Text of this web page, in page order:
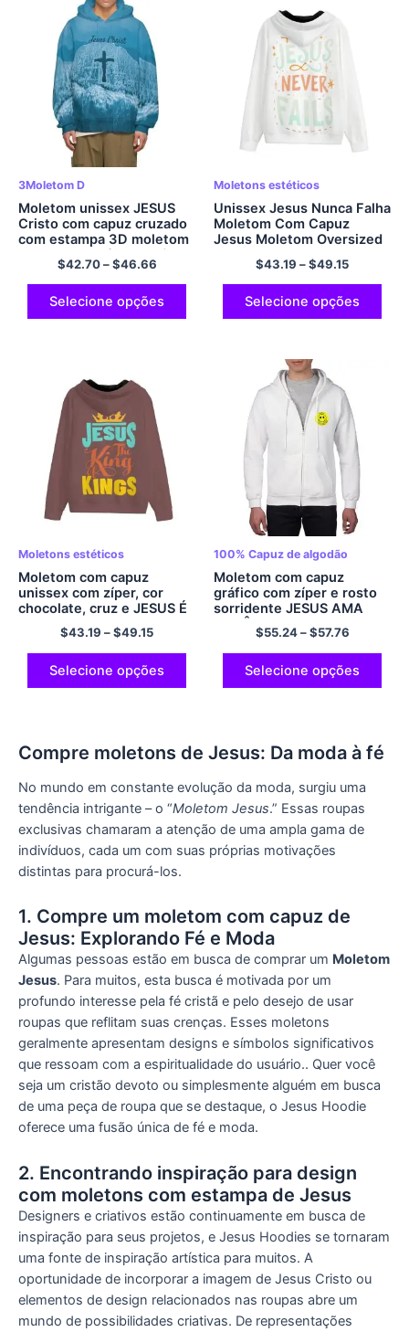
3Moletom D
Moletom unissex JESUS ​​
Cristo com capuz cruzado
com estampa 3D moletom
com capuz gráfico pulôver
legal com bolsos moletom
confortável de poliéster
$42.70–$46.66
Selecione opções
Moletons estéticos
Unissex Jesus Nunca Falha
Moletom Com Capuz
Jesus Moletom Oversized
Streetwear Com Capuz
Casual Moletom Com Zíper
Preppy Moletom Com
Capuz De Poliéster
Confortável
$43.19 –$49.15
Selecione opções
Moletons estéticos
Moletom com capuz
unissex com zíper, cor
chocolate, cruz e JESUS ​​É
REI, moletom com capuz,
confortável, clássico, legal,
poliéster
$43.19 –$49.15
Selecione opções
100% Capuz de algodão
Moletom com capuz
gráfico com zíper e rosto
sorridente JESUS ​​AMA
VOCÊ Moletom com capuz
100% Conforto de algodão
e moletom macio com
capuz de saúde mental
multicolorido
$55.24–$57.76
Selecione opções
Compre moletons de Jesus: Da moda à fé
No mundo em constante evolução da moda, surgiu uma
tendência intrigante – o “Moletom Jesus.” Essas roupas
exclusivas chamaram a atenção de uma ampla gama de
indivíduos, cada um com suas próprias motivações
distintas para procurá-los.
1. Compre um moletom com capuz de
Jesus: Explorando Fé e Moda
Algumas pessoas estão em busca de comprar um Moletom
Jesus. Para muitos, esta busca é motivada por um
profundo interesse pela fé cristã e pelo desejo de usar
roupas que reflitam suas crenças. Esses moletons
geralmente apresentam designs e símbolos significativos
que ressoam com a espiritualidade do usuário.. Quer você
seja um cristão devoto ou simplesmente alguém em busca
de uma peça de roupa que se destaque, o Jesus Hoodie
oferece uma fusão única de fé e moda.
2. Encontrando inspiração para design
com moletons com estampa de Jesus
Designers e criativos estão continuamente em busca de
inspiração para seus projetos, e Jesus Hoodies se tornaram
uma fonte de inspiração artística para muitos. A
oportunidade de incorporar a imagem de Jesus Cristo ou
elementos de design relacionados nas roupas abre um
mundo de possibilidades criativas. De representações